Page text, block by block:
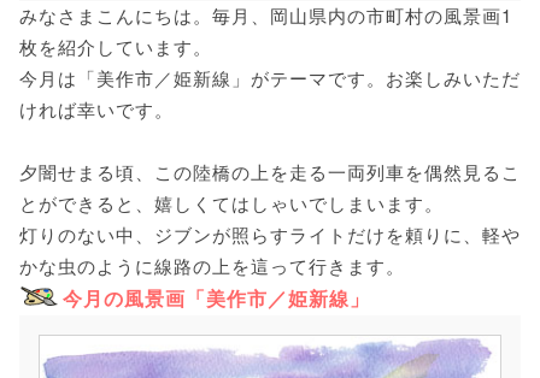
みなさまこんにちは。毎月、岡山県内の市町村の風景画1
枚を紹介しています。
今月は「美作市／姫新線」がテーマです。お楽しみいただ
ければ幸いです。
夕闇せまる頃、この陸橋の上を走る一両列車を偶然見るこ
とができると、嬉しくてはしゃいでしまいます。
灯りのない中、ジブンが照らすライトだけを頼りに、軽や
かな虫のように線路の上を這って行きます。
今月の風景画「美作市／姫新線」